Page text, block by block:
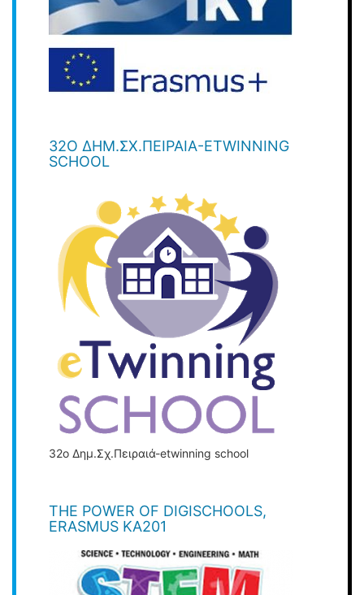
32Ο ΔΗΜ.ΣΧ.ΠΕΙΡΑΙΆ-ETWINNING
SCHOOL
32ο Δημ.Σχ.Πειραιά-etwinning school
THE POWER OF DIGISCHOOLS,
ERASMUS KA201